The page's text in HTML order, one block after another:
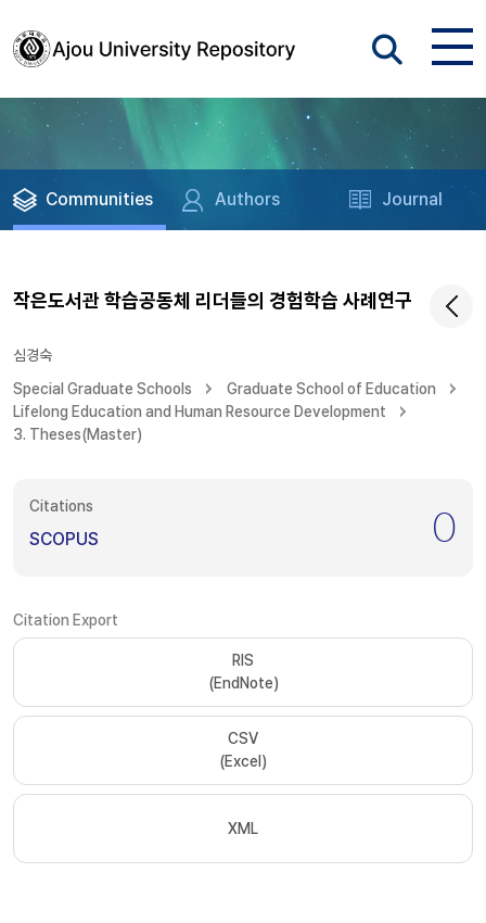
Communities Authors Journal
작은도서관 학습공동체 리더들의 경험학습 사례연구
심경숙
Special Graduate Schools
Graduate School of Education
Lifelong Education and Human Resource Development
3. Theses(Master)
Citations
SCOPUS 0
Citation Export
RIS
(EndNote)
CSV
(Excel)
XML